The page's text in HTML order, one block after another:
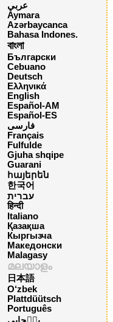
عربي
Aymara
Azərbaycanca
Bahasa Indones.
বাংলা
Български
Cebuano
Deutsch
Ελληνικά
English
Español-AM
Español-ES
فارسی
Français
Fulfulde
Gjuha shqipe
Guarani
հայերեն
한국어
עברית
हिन्दी
Italiano
Қазақша
Кыргызча
Македонски
Malagasy
മലയാളം
日本語
O‘zbek
Plattdüütsch
Português